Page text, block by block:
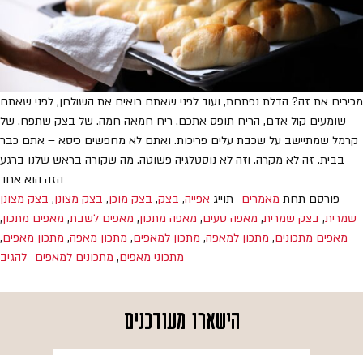
מכירים את זה? הדלת נפתחת, ועוד לפני שאתם רואים את השולחן, לפני שאתם
שומעים קול אדם, הריח תופס אתכם. ריח חמאה חמה. של בצק שתפח. של
קרמל שמתיישב על שכבת עלים פריכות. ואתם לא מחפשים כיסא – אתם כבר
בבית. זה לא מקרה. וזה לא נוסטלגיה פשוטה. מה שקורה בראש שלנו ברגע
הזה הוא אחד
פורסם תחת מאמרים תוייג אפייה, בצק, בצק מוכן, בצק מצונן, בצק מצונן
שמרית, בצק שמרית, מאפה טעים, מאפה מתכון, מאפים לשבת, מאפים מתכון,
מאפים מתכונים, מתכון למאפה, מתכון למאפים, מתכון מאפה, מתכון מאפים,
מתכוני מאפים, מתכונים למאפים להגיב
הישארו מעודכנים